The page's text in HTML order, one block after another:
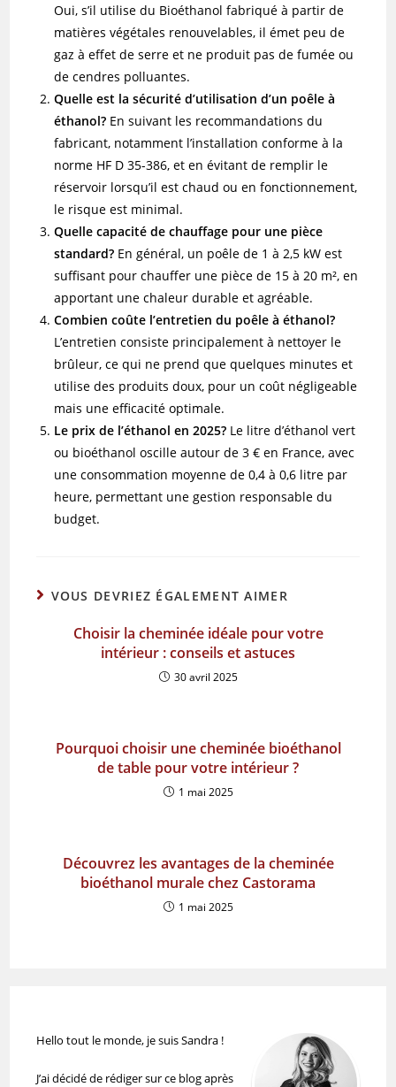
Oui, s’il utilise du Bioéthanol fabriqué à partir de
matières végétales renouvelables, il émet peu de
gaz à effet de serre et ne produit pas de fumée ou
de cendres polluantes.
Quelle est la sécurité d’utilisation d’un poêle à
éthanol? En suivant les recommandations du
fabricant, notamment l’installation conforme à la
norme HF D 35-386, et en évitant de remplir le
réservoir lorsqu’il est chaud ou en fonctionnement,
le risque est minimal.
Quelle capacité de chauffage pour une pièce
standard? En général, un poêle de 1 à 2,5 kW est
suffisant pour chauffer une pièce de 15 à 20 m², en
apportant une chaleur durable et agréable.
Combien coûte l’entretien du poêle à éthanol?
L’entretien consiste principalement à nettoyer le
brûleur, ce qui ne prend que quelques minutes et
utilise des produits doux, pour un coût négligeable
mais une efficacité optimale.
Le prix de l’éthanol en 2025? Le litre d’éthanol vert
ou bioéthanol oscille autour de 3 € en France, avec
une consommation moyenne de 0,4 à 0,6 litre par
heure, permettant une gestion responsable du
budget.
VOUS DEVRIEZ ÉGALEMENT AIMER
Choisir la cheminée idéale pour votre
intérieur : conseils et astuces
30 avril 2025
Pourquoi choisir une cheminée bioéthanol
de table pour votre intérieur ?
1 mai 2025
Découvrez les avantages de la cheminée
bioéthanol murale chez Castorama
1 mai 2025
Hello tout le monde, je suis Sandra !
J’ai décidé de rédiger sur ce blog après